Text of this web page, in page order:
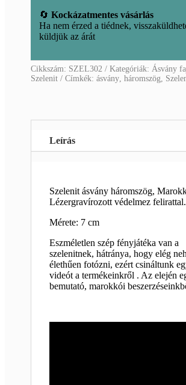
🔄Kockázatmentes vásárlás
Ha nem érzed a tiédnek,
küldjük az árát
Cikkszám: SZEL302 Kategóriák: Ásvány
Szelenit
Címkék:ásvány ,háromszög
Leírás
Szelenit ásvány háromszög,
Lézergravírozott védelmez felirattal.
Mérete: 7 cm
Eszméletlen szép fényjátéka van a
szelenitnek, hátránya, hogy elég
élethűen fotózni, ezért csináltunk
videót a termékeinkről . Az elején
bemutató, marokkói